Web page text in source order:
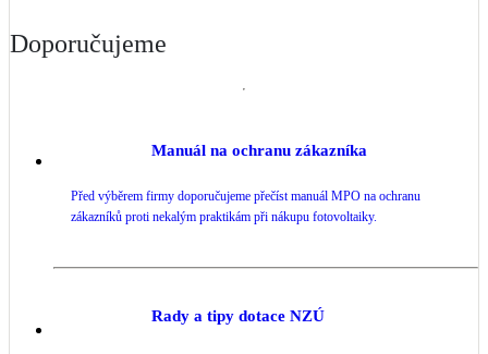
Doporučujeme
Manuál na ochranu zákazníka
Před výběrem firmy doporučujeme přečíst manuál MPO na ochranu
zákazníků proti nekalým praktikám při nákupu fotovoltaiky.
Rady a tipy dotace NZÚ